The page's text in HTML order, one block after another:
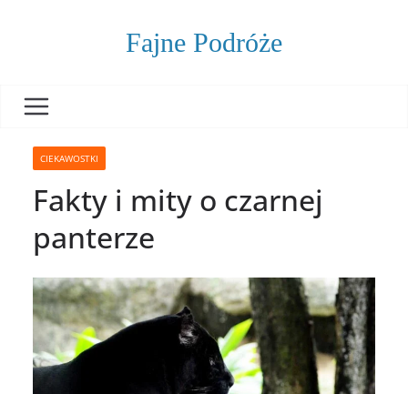
Fajne Podróże
CIEKAWOSTKI
Fakty i mity o czarnej
panterze